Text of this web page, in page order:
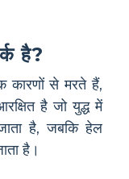
है?
कारणों से मरते हैं,
है जो युद्ध में
है, जबकि हेल
है।